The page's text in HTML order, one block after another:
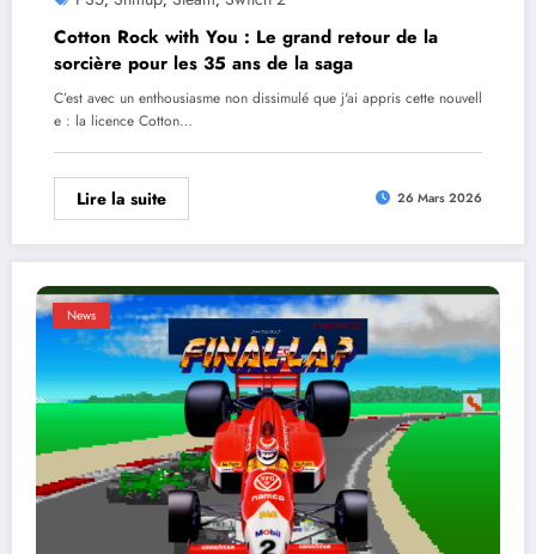
Cotton Rock with You : Le grand retour de la
sorcière pour les 35 ans de la saga
C’est avec un enthousiasme non dissimulé que j'ai appris cette nouvell
e : la licence Cotton…
Lire la suite 26 Mars 2026
News